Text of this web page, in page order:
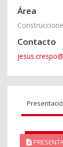
Área
Contacto